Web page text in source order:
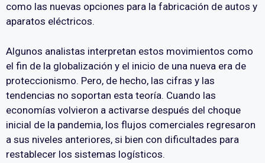
como las nuevas opciones para la fabricación de autos y
aparatos eléctricos.
Algunos analistas interpretan estos movimientos como
el fin de la globalización y el inicio de una nueva era de
proteccionismo. Pero, de hecho, las cifras y las
tendencias no soportan esta teoría. Cuando las
economías volvieron a activarse después del choque
inicial de la pandemia, los flujos comerciales regresaron
a sus niveles anteriores, si bien con dificultades para
restablecer los sistemas logísticos.